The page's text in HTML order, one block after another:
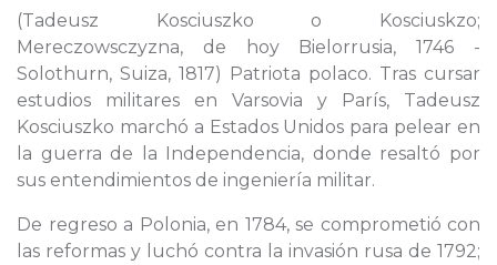
(Tadeusz Kosciuszko o Kosciuskzo;
Mereczowsczyzna, de hoy Bielorrusia, 1746 -
Solothurn, Suiza, 1817) Patriota polaco. Tras cursar
estudios militares en Varsovia y París, Tadeusz
Kosciuszko marchó a Estados Unidos para pelear en
la guerra de la Independencia, donde resaltó por
sus entendimientos de ingeniería militar.
De regreso a Polonia, en 1784, se comprometió con
las reformas y luchó contra la invasión rusa de 1792;